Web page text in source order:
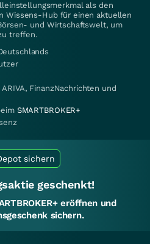
als den
Wissens-Hub für einen aktuellen
und Wirtschaftswelt, um
treffen.
FinanzNachrichten und
SMARTBROKER+
sichern
geschenkt!
eröffnen und
sichern.